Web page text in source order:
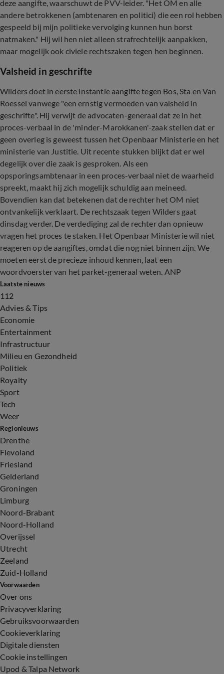
deze aangifte, waarschuwt de PVV-leider. "Het OM en alle
andere betrokkenen (ambtenaren en politici) die een rol hebben
gespeeld bij mijn politieke vervolging kunnen hun borst
natmaken." Hij wil hen niet alleen strafrechtelijk aanpakken,
maar mogelijk ook civiele rechtszaken tegen hen beginnen.
Valsheid in geschrifte
Wilders doet in eerste instantie aangifte tegen Bos, Sta en Van
Roessel vanwege "een ernstig vermoeden van valsheid in
geschrifte". Hij verwijt de advocaten-generaal dat ze in het
proces-verbaal in de 'minder-Marokkanen'-zaak stellen dat er
geen overleg is geweest tussen het Openbaar Ministerie en het
ministerie van Justitie. Uit recente stukken blijkt dat er wel
degelijk over die zaak is gesproken. Als een
opsporingsambtenaar in een proces-verbaal niet de waarheid
spreekt, maakt hij zich mogelijk schuldig aan meineed.
Bovendien kan dat betekenen dat de rechter het OM niet
ontvankelijk verklaart. De rechtszaak tegen Wilders gaat
dinsdag verder. De verdediging zal de rechter dan opnieuw
vragen het proces te staken. Het Openbaar Ministerie wil niet
reageren op de aangiftes, omdat die nog niet binnen zijn. We
moeten eerst de precieze inhoud kennen, laat een
woordvoerster van het parket-generaal weten. ANP
Laatste nieuws
112
Advies & Tips
Economie
Entertainment
Infrastructuur
Milieu en Gezondheid
Politiek
Royalty
Sport
Tech
Weer
Regionieuws
Drenthe
Flevoland
Friesland
Gelderland
Groningen
Limburg
Noord-Brabant
Noord-Holland
Overijssel
Utrecht
Zeeland
Zuid-Holland
Voorwaarden
Over ons
Privacyverklaring
Gebruiksvoorwaarden
Cookieverklaring
Digitale diensten
Cookie instellingen
Upod & Talpa Network